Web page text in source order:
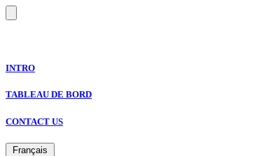
INTRO
TABLEAU DE BORD
CONTACT US
Français